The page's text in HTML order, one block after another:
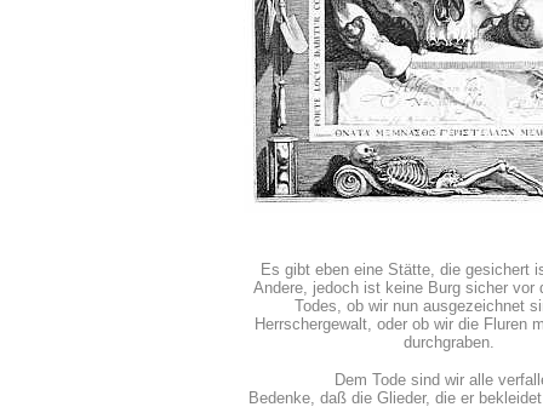
Es gibt eben eine Stätte, die gesichert
Andere, jedoch ist keine Burg sicher vor
Todes, ob wir nun ausgezeichnet
Herrschergewalt, oder ob wir die Fluren
durchgraben.
Dem Tode sind wir alle
Bedenke, daß die Glieder, die er